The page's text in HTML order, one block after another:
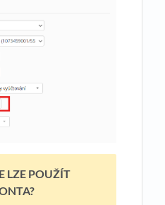
LZE POUŽÍT
?